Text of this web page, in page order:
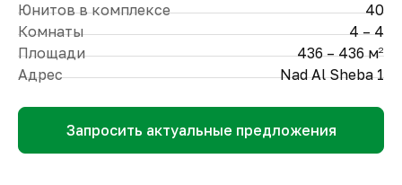
Юнитов в комплексе
40
Комнаты
4 – 4
Площади
436 – 436 м2
Адрес Nad Al Sheba 1
Запросить актуальные предложения